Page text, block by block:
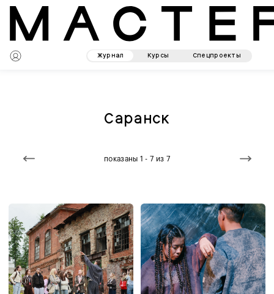
Журнал Курсы Спецпроекты
Саранск
показаны 1 - 7 из 7